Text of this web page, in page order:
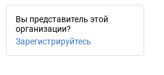
Вы представитель этой
организации?
Зарегистрируйтесь